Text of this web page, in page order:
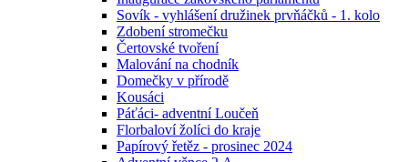
Sovík - vyhlášení družinek prvňáčků - 1. kolo
Zdobení stromečku
Čertovské tvoření
Malování na chodník
Domečky v přírodě
Kousáci
Páťáci- adventní Loučeň
Florbaloví žolíci do kraje
Papírový řetěz - prosinec 2024